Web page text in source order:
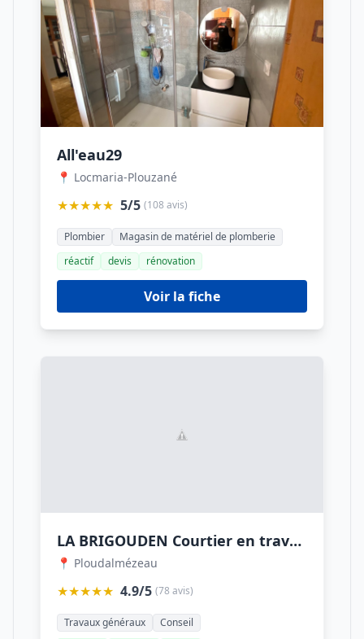
All'eau29
📍 Locmaria-Plouzané
★★★★★ 5/5 (108 avis)
Plombier
Magasin de matériel de plomberie
réactif
devis rénovation
Voir la fiche
LA BRIGOUDEN Courtier en travaux - Extension, Rénovation, Garage, Aménagement, Construction
📍 Ploudalmézeau
★★★★★ 4.9/5 (78 avis)
Travaux généraux
Conseil